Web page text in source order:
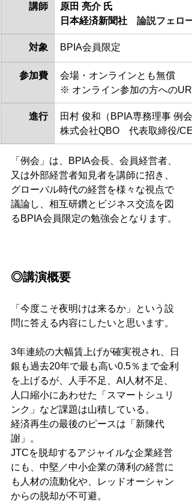
講師
原田 亮介 氏
日本経済新聞社 論説フェロー
対象 BPIA会員限定
参加費
会場・オンラインとも無償
※ オンライン参加の方への
進行
田村 俊和（BPIA専務理事 例会
株式会社QBO　代表取締役/
「例会」は、BPIA会長、会員経営者、
又は外部経営者知見者を講師に招き、
グローバル時代の経営を様々な視点で
議論し、相互研鑽とビジネス交流を図
るBPIA会員限定の勉強会となります。
◎講演概要
「今度こそ夜明けは来るか」という設
問に答える内容にしたいと思います。
3年連続の大幅賃上げが確実視され、日
銀も過去20年で最も高い0.5％まで金利
を上げるが、人手不足、AI人材不足、
人口縮小にあわせた「スマートシュリ
ンク」など課題は山積している。
経済再生の最後のピースは「新陳代
謝」。
JTCを脱却するアジャイルな企業経営
にも、中堅／中小企業の薄利の経営に
も人材の流動化や、レッドオーシャン
からの脱却が不可避。